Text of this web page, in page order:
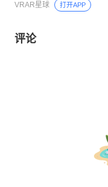
VRAR星球 打开APP
评论